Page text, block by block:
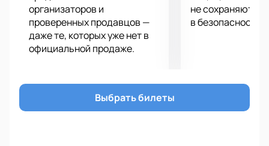
организаторов и
проверенных продавцов —
даже те, которых уже нет в
официальной продаже.
не сохраняются
в безопасности.
Выбрать билеты